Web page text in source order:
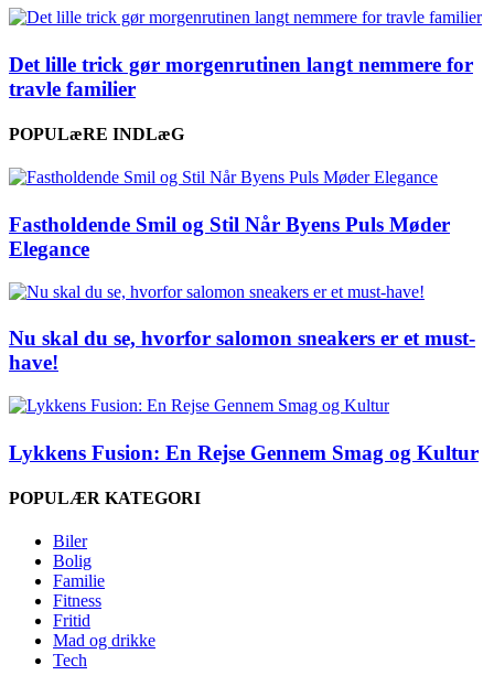
Det lille trick gør morgenrutinen langt nemmere for
travle familier
POPULæRE INDLæG
Fastholdende Smil og Stil Når Byens Puls Møder
Elegance
Nu skal du se, hvorfor salomon sneakers er et must-
have!
Lykkens Fusion: En Rejse Gennem Smag og Kultur
POPULÆR KATEGORI
Biler
Bolig
Familie
Fitness
Fritid
Mad og drikke
Tech